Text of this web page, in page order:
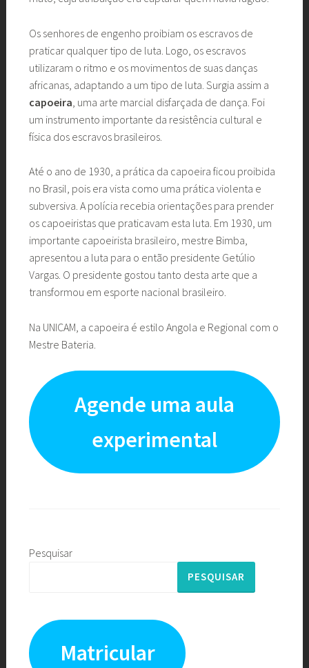
Os senhores de engenho proibiam os escravos de
praticar qualquer tipo de luta. Logo, os escravos
utilizaram o ritmo e os movimentos de suas danças
africanas, adaptando a um tipo de luta. Surgia assim a
capoeira , uma arte marcial disfarçada de dança. Foi
um instrumento importante da resistência cultural e
física dos escravos brasileiros.
Até o ano de 1930, a prática da capoeira ficou proibida
no Brasil, pois era vista como uma prática violenta e
subversiva. A polícia recebia orientações para prender
os capoeiristas que praticavam esta luta. Em 1930, um
importante capoeirista brasileiro, mestre Bimba,
apresentou a luta para o então presidente Getúlio
Vargas. O presidente gostou tanto desta arte que a
transformou em esporte nacional brasileiro.
Na UNICAM, a capoeira é estilo Angola e Regional com o
Mestre Bateria.
Agende uma aula
experimental
Pesquisar
PESQUISAR
Matricular